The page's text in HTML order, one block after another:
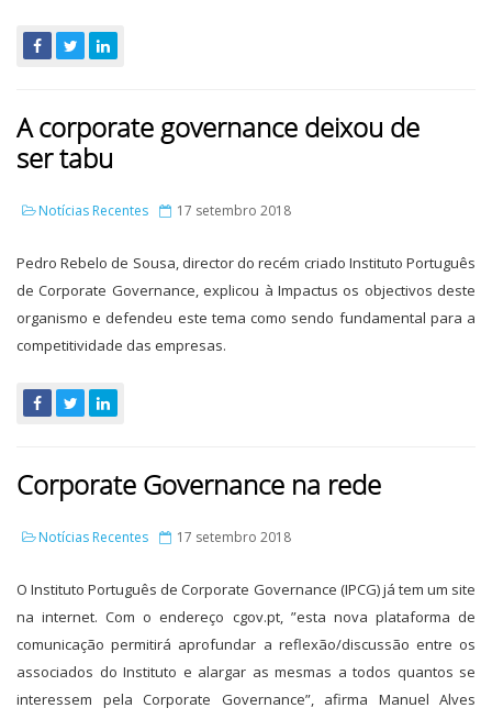
A corporate governance deixou de
ser tabu
Notícias Recentes 17 setembro 2018
Pedro Rebelo de Sousa, director do recém criado Instituto Português
de Corporate Governance, explicou à Impactus os objectivos deste
organismo e defendeu este tema como sendo fundamental para a
competitividade das empresas.
Corporate Governance na rede
Notícias Recentes 17 setembro 2018
O Instituto Português de Corporate Governance (IPCG) já tem um site
na internet. Com o endereço cgov.pt, ”esta nova plataforma de
comunicação permitirá aprofundar a reflexão/discussão entre os
associados do Instituto e alargar as mesmas a todos quantos se
interessem pela Corporate Governance”, afirma Manuel Alves